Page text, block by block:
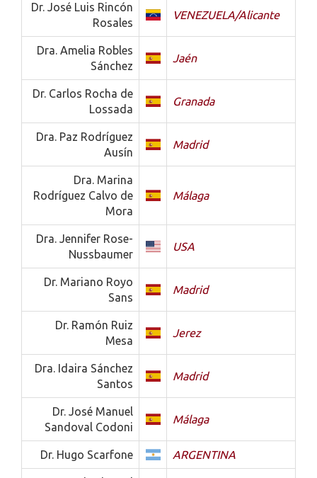
Dr. José Luis Rincón
Rosales
VENEZUELA/Alicante
Dra. Amelia Robles
Sánchez
Jaén
Dr. Carlos Rocha de
Lossada
Granada
Dra. Paz Rodríguez
Ausín
Madrid
Dra. Marina
Rodríguez Calvo de
Mora
Málaga
Dra. Jennifer Rose-
Nussbaumer
USA
Dr. Mariano Royo
Sans
Madrid
Dr. Ramón Ruiz
Mesa
Jerez
Dra. Idaira Sánchez
Santos
Madrid
Dr. José Manuel
Sandoval Codoni
Málaga
Dr. Hugo Scarfone ARGENTINA